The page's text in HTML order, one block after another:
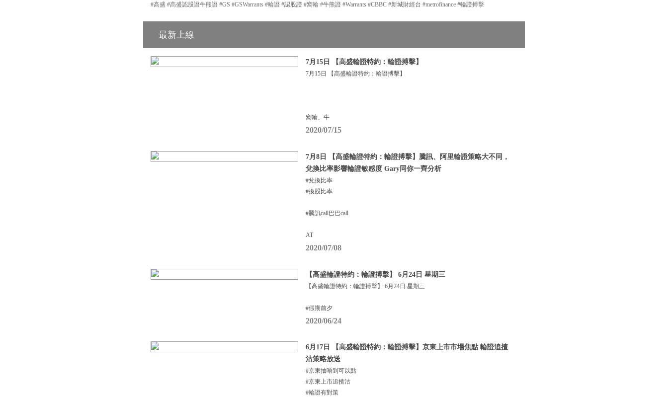
#高盛 #高盛認股證牛熊證 #GS #GSWarrants #輪證 #認股證 #窩輪 #牛熊證 #Warrants #CBBC #新城財經台 #metrofinance #輪證搏擊
最新上線
7月15日 【高盛輪證特約：輪證搏擊】
7月15日 【高盛輪證特約：輪證搏擊】
窩輪、牛
2020/07/15
7月8日 【高盛輪證特約：輪證搏擊】騰訊、阿里輪證策略大不同，
兌換比率影響輪證敏感度 Gary同你一齊分析
#兌換比率
#換股比率
#騰訊call巴巴call
AT
2020/07/08
【高盛輪證特約：輪證搏擊】 6月24日 星期三
【高盛輪證特約：輪證搏擊】 6月24日 星期三
#假期前夕
2020/06/24
6月17日 【高盛輪證特約：輪證搏擊】京東上市市場焦點 輪證追揸
沽策略放送
#京東抽唔到可以點
#京東上市追揸沽
#輪證有對策